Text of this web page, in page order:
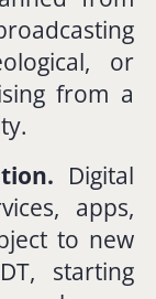
or
from a
Digital
apps,
to new
starting